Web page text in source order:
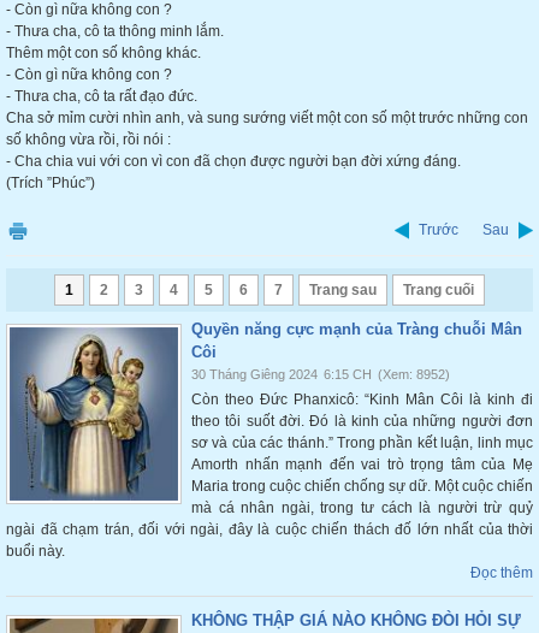
- Còn gì nữa không con ?
- Thưa cha, cô ta thông minh lắm.
Thêm một con số không khác.
- Còn gì nữa không con ?
- Thưa cha, cô ta rất đạo đức.
Cha sở mỉm cười nhìn anh, và sung sướng viết một con số một trước những con
số không vừa rồi, rồi nói :
- Cha chia vui với con vì con đã chọn được người bạn đời xứng đáng.
(Trích ”Phúc”)
Trước Sau
1 2 3 4 5 6 7 Trang sau Trang cuối
Quyền năng cực mạnh của Tràng chuỗi Mân
Côi
30 Tháng Giêng 2024 6:15 CH (Xem: 8952)
Còn theo Đức Phanxicô: “Kinh Mân Côi là kinh đi
theo tôi suốt đời. Đó là kinh của những người đơn
sơ và của các thánh.” Trong phần kết luận, linh mục
Amorth nhấn mạnh đến vai trò trọng tâm của Mẹ
Maria trong cuộc chiến chống sự dữ. Một cuộc chiến
mà cá nhân ngài, trong tư cách là người trừ quỷ
ngài đã chạm trán, đối với ngài, đây là cuộc chiến thách đố lớn nhất của thời
buổi này.
Đọc thêm
KHÔNG THẬP GIÁ NÀO KHÔNG ĐÒI HỎI SỰ